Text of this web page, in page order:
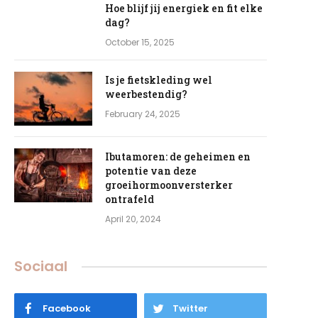
Hoe blijf jij energiek en fit elke
dag?
October 15, 2025
Is je fietskleding wel
weerbestendig?
February 24, 2025
Ibutamoren: de geheimen en
potentie van deze
groeihormoonversterker
ontrafeld
April 20, 2024
Sociaal
Facebook Twitter